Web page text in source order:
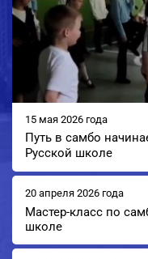
Путь в самбо
Русской школе
15 мая 2026 года
20 апреля 2026 года
Мастер-класс по
школе